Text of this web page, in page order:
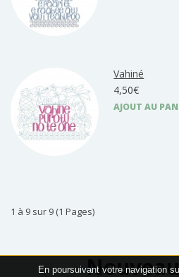
Vahiné
4,50€
AJOUT AU
1 à 9 sur 9 (1 Pages)
En poursuivant votre navigation